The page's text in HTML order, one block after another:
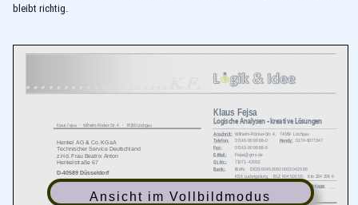
bleibt richtig.
Ansicht im Vollbildmodus